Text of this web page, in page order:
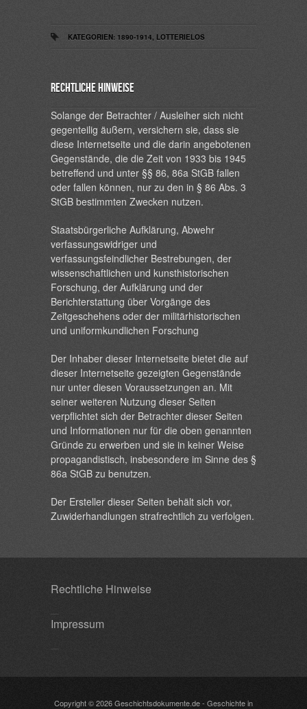
KATEGORIEN: 1890-1914, LOTTERIELOS
Rechtliche Hinweise
Solange der Betrachter / Ausleiher sich nicht
gegenteilig äußern, versichern sie, dass sie
diese Internetseite und die darin angebotenen
Gegenstände, die die Zeit von 1933 bis 1945
betreffend und unter §§ 86, 86a StGB fallen
oder fallen können, nur zu den in § 86 Abs. 3
StGB bestimmten Zwecken nutzen.
Staatsbürgerliche Aufklärung, Abwehr
verfassungswidriger und
verfassungsfeindlicher Bestrebungen, der
wissenschaftlichen und kunsthistorischen
Forschung, der Aufklärung und der
Berichterstattung über Vorgänge des
Zeitgeschehens oder der militärhistorischen
und uniformkundlichen Forschung
Der Inhaber dieser Internetseite bietet die auf
dieser Internetseite gezeigten Gegenstände
nur unter diesen Voraussetzungen an. Mit
seiner weiteren Nutzung dieser Seiten
verpflichtet sich der Betrachter dieser Seiten
und Informationen nur für die oben genannten
Gründe zu erwerben und sie in keiner Weise
propagandistisch, insbesondere im Sinne des §
86a StGB zu benutzen.
Der Ersteller dieser Seiten behält sich vor,
Zuwiderhandlungen strafrechtlich zu verfolgen.
Rechtliche Hinweise
Impressum
Copyright © 2026Geschichtsdokumente.de- Geschichte in